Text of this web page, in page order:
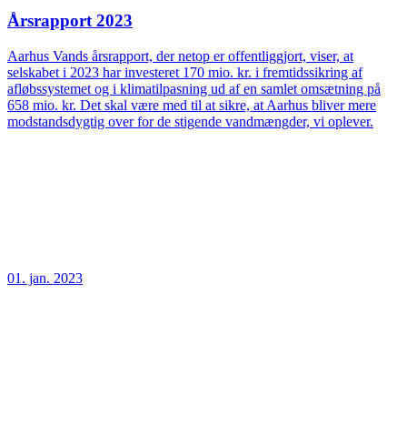
Årsrapport 2023
Aarhus Vands årsrapport, der netop er offentliggjort, viser, at
selskabet i 2023 har investeret 170 mio. kr. i fremtidssikring af
afløbssystemet og i klimatilpasning ud af en samlet omsætning på
658 mio. kr. Det skal være med til at sikre, at Aarhus bliver mere
modstandsdygtig over for de stigende vandmængder, vi oplever.
01. jan. 2023